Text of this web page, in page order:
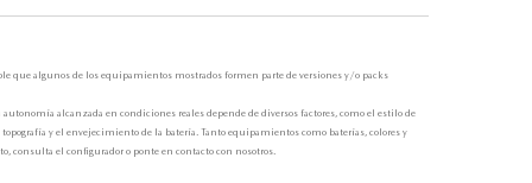
que algunos de los equipamientos mostrados formen parte de versiones y/o packs
alcanzada en condiciones reales depende de diversos factores, como el estilo de
y el envejecimiento de la batería. Tanto equipamientos como baterías, colores y
consulta el configurador o ponte en contacto con nosotros.